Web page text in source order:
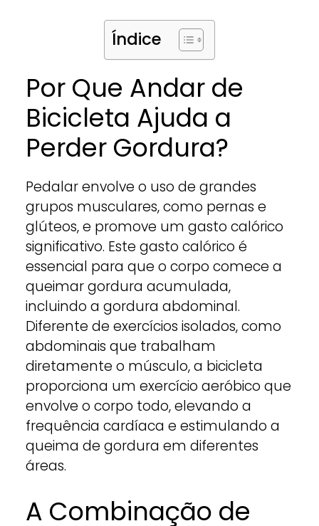
Índice
Por Que Andar de
Bicicleta Ajuda a
Perder Gordura?
Pedalar envolve o uso de grandes
grupos musculares, como pernas e
glúteos, e promove um gasto calórico
significativo. Este gasto calórico é
essencial para que o corpo comece a
queimar gordura acumulada,
incluindo a gordura abdominal.
Diferente de exercícios isolados, como
abdominais que trabalham
diretamente o músculo, a bicicleta
proporciona um exercício aeróbico que
envolve o corpo todo, elevando a
frequência cardíaca e estimulando a
queima de gordura em diferentes
áreas.
A Combinação de